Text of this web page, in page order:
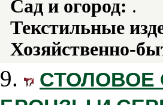
Сад и огород: .
Текстильные
Хозяйственно-
9.
СТОЛОВОЕ